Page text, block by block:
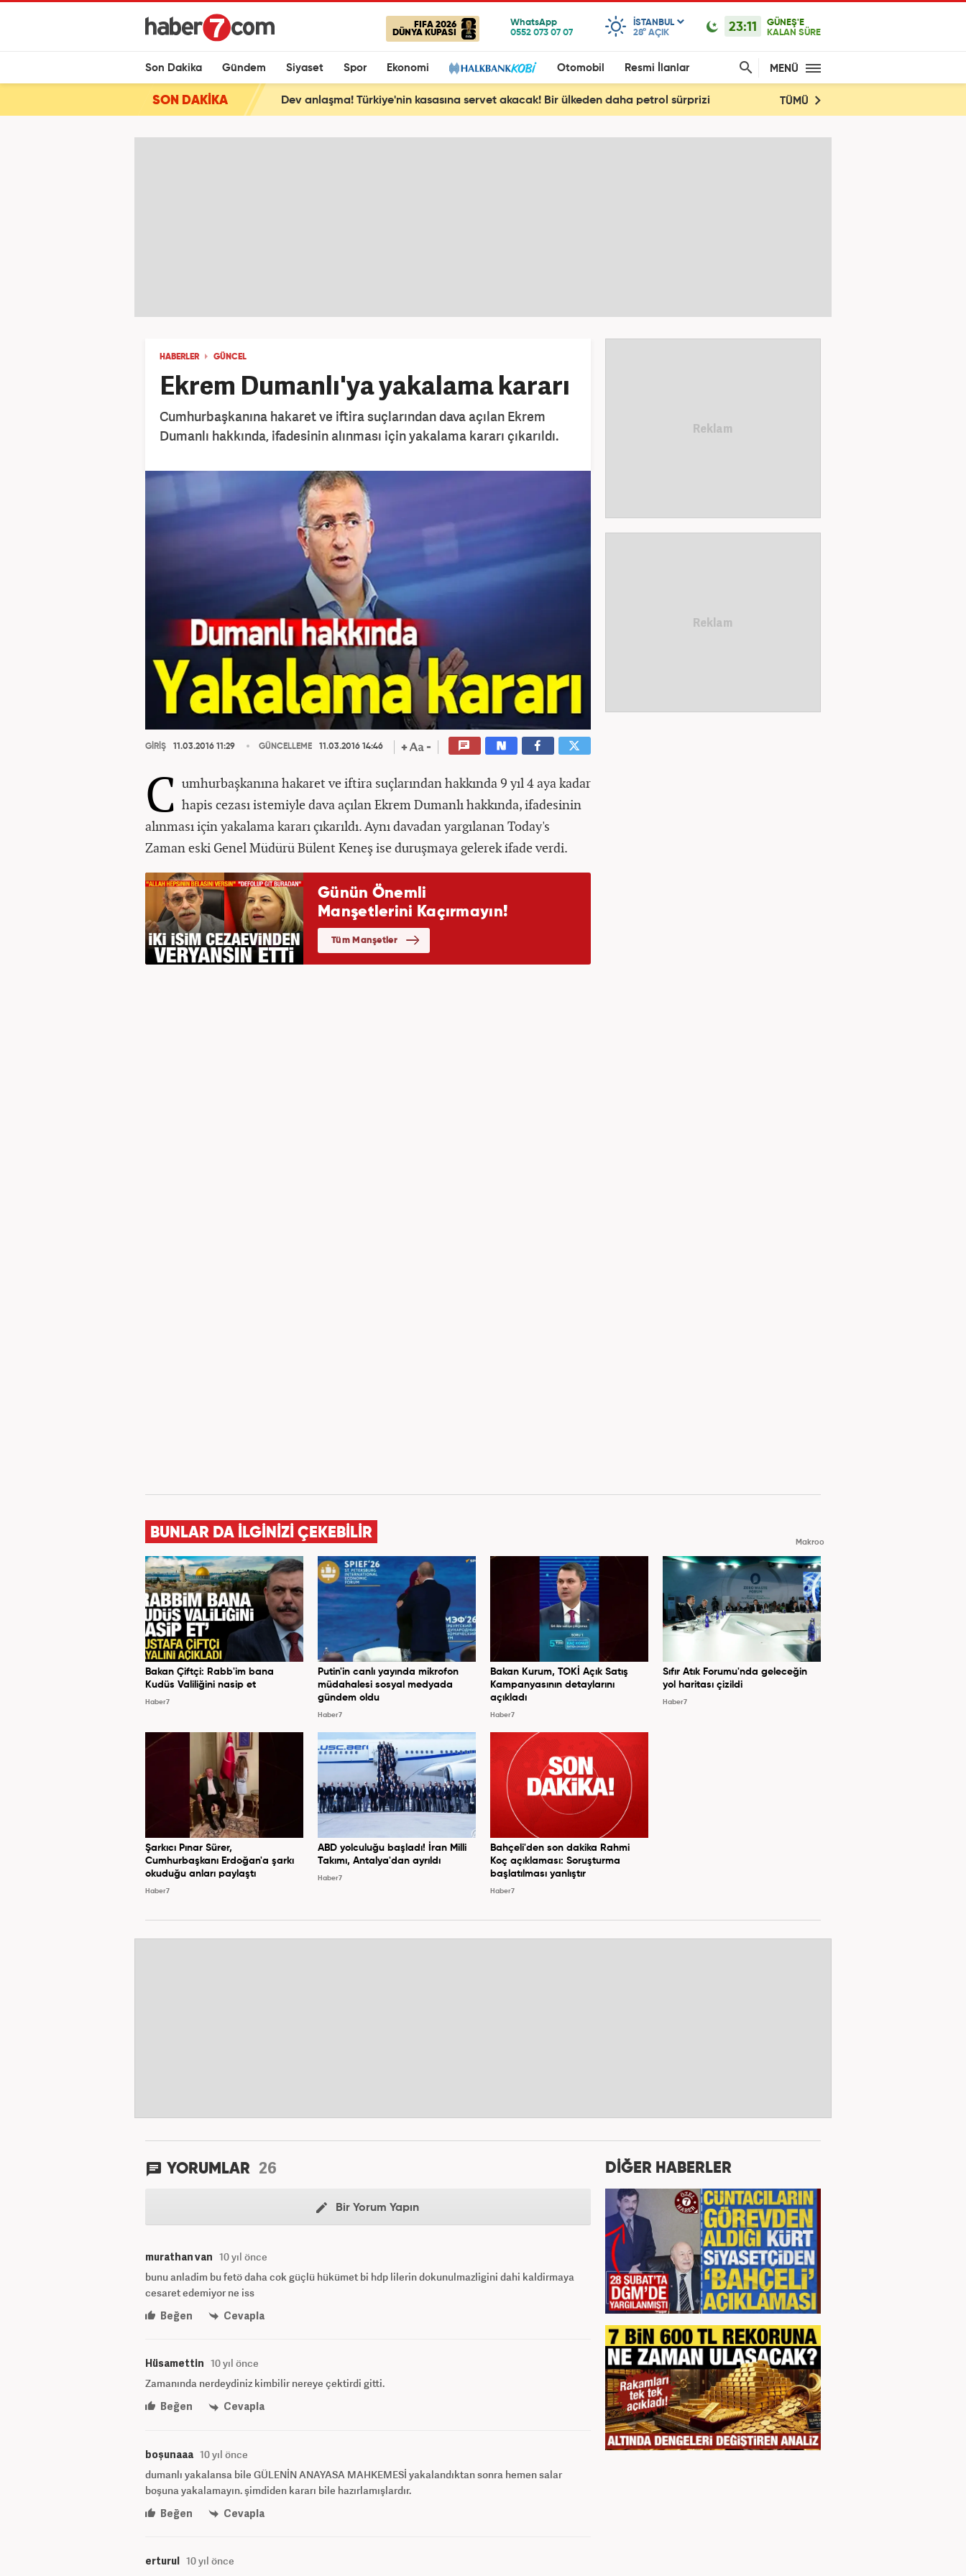
FIFA 2026
DÜNYA KUPASI
ISTANBUL
28° AÇIK 23:11
GÜNEŞ'E
KALAN SÜRE
Son Dakika Gündem Siyaset Spor Ekonomi Otomobil Resmi İlanlar MENÜ
SON DAKİKA Dev anlaşma! Türkiye'nin kasasına servet akacak! Bir ülkeden daha petrol sürprizi TÜMÜ
HABERLER GÜNCEL
Ekrem Dumanlı'ya yakalama kararı
Cumhurbaşkanına hakaret ve iftira suçlarından dava açılan Ekrem
Dumanlı hakkında, ifadesinin alınması için yakalama kararı çıkarıldı.
GİRİŞ 11.03.2016 11:29 GÜNCELLEME 11.03.2016 14:46
C umhurbaşkanına hakaret ve iftira suçlarından hakkında 9 yıl 4 aya kadar
hapis cezası istemiyle dava açılan Ekrem Dumanlı hakkında, ifadesinin
alınması için yakalama kararı çıkarıldı. Aynı davadan yargılanan Today's
Zaman eski Genel Müdürü Bülent Keneş ise duruşmaya gelerek ifade verdi.
BUNLAR DA İLGİNİZİ ÇEKEBİLİR
Makroo
Bakan Çiftçi: Rabb'im bana
Kudüs Valiliğini nasip et
Haber7
Putin'in canlı yayında mikrofon
müdahalesi sosyal medyada
gündem oldu
Haber7
Bakan Kurum, TOKİ Açık Satış
Kampanyasının detaylarını
açıkladı
Haber7
Sıfır Atık Forumu'nda geleceğin
yol haritası çizildi
Haber7
Şarkıcı Pınar Sürer,
Cumhurbaşkanı Erdoğan'a şarkı
okuduğu anları paylaştı
Haber7
ABD yolculuğu başladı! İran Milli
Takımı, Antalya'dan ayrıldı
Haber7
Bahçeli'den son dakika Rahmi
Koç açıklaması: Soruşturma
başlatılması yanlıştır
Haber7
YORUMLAR 26
Bir Yorum Yapın
murathan van 10 yıl önce
bunu anladim bu fetö daha cok güçlü hükümet bi hdp lilerin dokunulmazligini dahi kaldirmaya
cesaret edemiyor ne iss
Beğen
Cevapla
Hüsamettin 10 yıl önce
Zamanında nerdeydiniz kimbilir nereye çektirdi gitti.
Beğen
Cevapla
boşunaaa 10 yıl önce
dumanlı yakalansa bile GÜLENİN ANAYASA MAHKEMESİ yakalandıktan sonra hemen salar
boşuna yakalamayın. şimdiden kararı bile hazırlamışlardır.
Beğen
Cevapla
erturul 10 yıl önce
DİĞER HABERLER